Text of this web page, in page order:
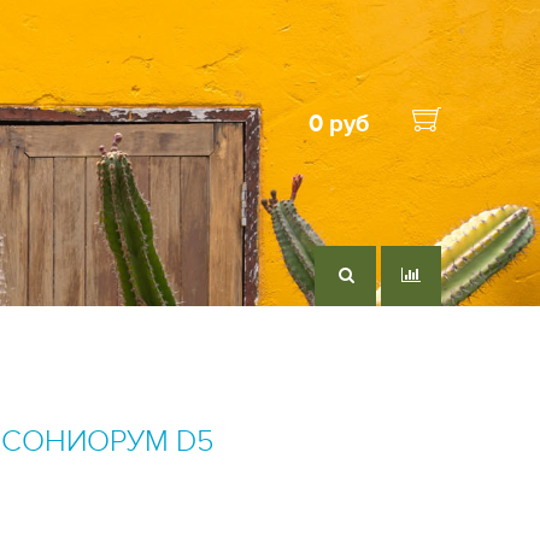
0 руб
D5